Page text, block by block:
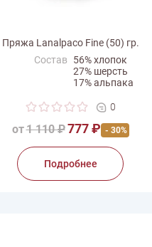
Пряжа Lanalpaco Fine (50) гр.
от1 110 ₽777 ₽ - 30%
Состав
56% хлопок
27% шерсть
17% альпака
Вес мотка
50 г
Производитель
Schulana
0
Подробнее